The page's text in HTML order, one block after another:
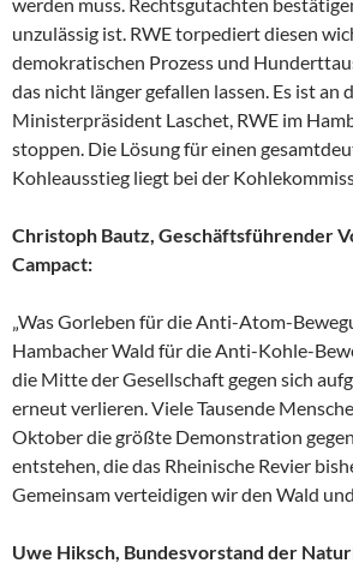
unzulässig ist. RWE torpediert diesen
demokratischen Prozess und
das nicht länger gefallen lassen. Es ist an
Ministerpräsident Laschet, RWE im
stoppen. Die Lösung für einen
Kohleausstieg liegt bei der
Christoph Bautz, Geschäftsführender
Campact:
„Was Gorleben für die Anti-Atom-
Hambacher Wald für die Anti-Kohle-
die Mitte der Gesellschaft gegen sich
erneut verlieren. Viele Tausende
Oktober die größte Demonstration
entstehen, die das Rheinische Revier
Gemeinsam verteidigen wir den Wald
Uwe Hiksch, Bundesvorstand der